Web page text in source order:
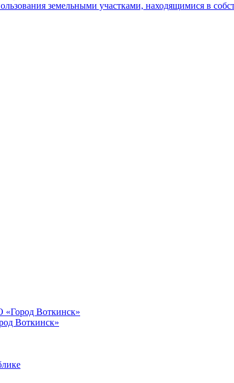
земельными участками, находящимися в
«Город Воткинск»
Воткинск»